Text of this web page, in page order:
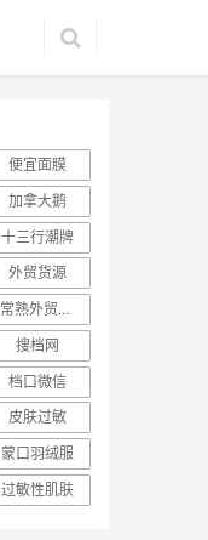
便宜面膜
加拿大鹅
十三行潮牌
外贸货源
常熟外贸村货源
搜档网
档口微信
皮肤过敏
蒙口羽绒服
过敏性肌肤